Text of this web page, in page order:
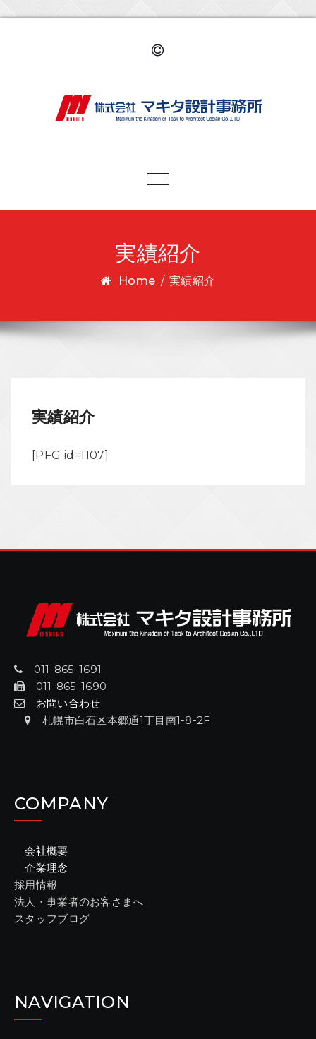
Toggle navigation
実績紹介
Home / 実績紹介
実績紹介
[PFG id=1107]
011-865-1691
011-865-1690
お問い合わせ
札幌市白石区本郷通1丁目南1-8-2F
COMPANY
会社概要
企業理念
採用情報
法人・事業者のお客さまへ
スタッフブログ
NAVIGATION